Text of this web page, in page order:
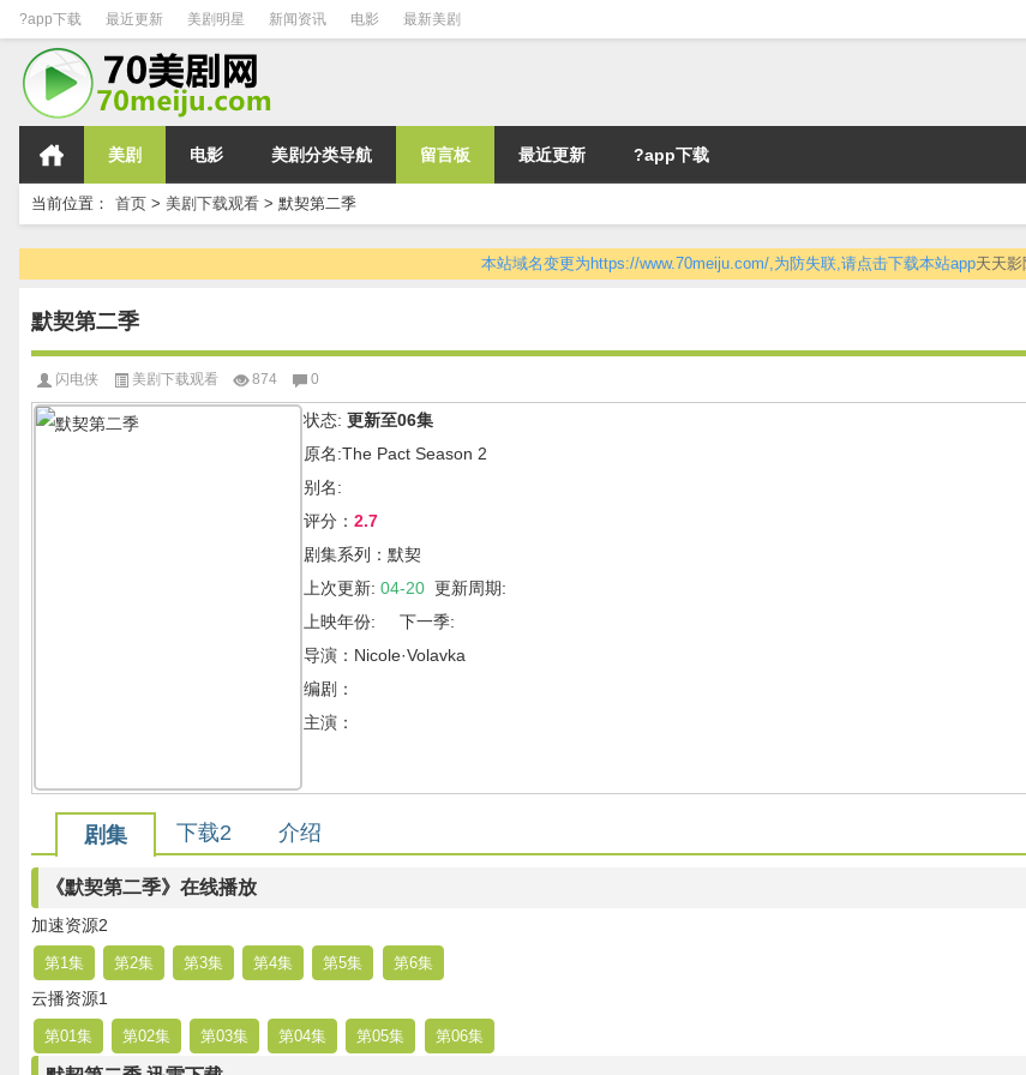
?app下载 最近更新 美剧明星 新闻资讯 电影 最新美剧
美剧 电影 美剧分类导航 留言板 最近更新 ?app下载
当前位置： 首页 > 美剧下载观看 > 默契第二季
本站域名变更为https://www.70meiju.com/,为防失联,请点击下载本站app天天影
默契第二季
闪电侠 美剧下载观看 874 0
状态: 更新至06集
原名:The Pact Season 2
别名:
评分： 2.7
剧集系列：默契
上次更新: 04-20 更新周期:
上映年份: 下一季:
导演：Nicole·Volavka
编剧：
主演：
剧集 下载2 介绍
《默契第二季》在线播放
加速资源2
第1集 第2集 第3集 第4集 第5集 第6集
云播资源1
第01集 第02集 第03集 第04集 第05集 第06集